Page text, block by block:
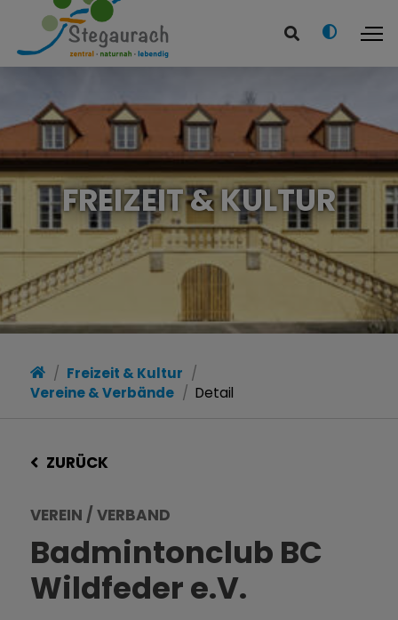
FREIZEIT & KULTUR
Freizeit & Kultur
Vereine & Verbände
Detail
ZURÜCK
VEREIN / VERBAND
Badmintonclub BC
Wildfeder e.V.